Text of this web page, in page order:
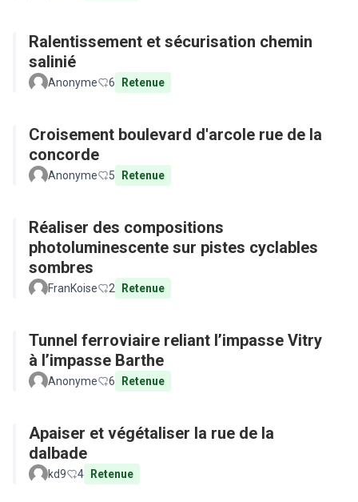
Ralentissement et sécurisation chemin
salinié
Anonyme 6 Retenue
Croisement boulevard d'arcole rue de la
concorde
Anonyme 5 Retenue
Réaliser des compositions
photoluminescente sur pistes cyclables
sombres
FranKoise 2 Retenue
Tunnel ferroviaire reliant l’impasse Vitry
à l’impasse Barthe
Anonyme 6 Retenue
Apaiser et végétaliser la rue de la
dalbade
kd9 4 Retenue